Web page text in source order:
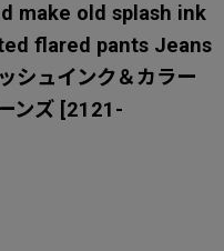
make old splash ink
flared pants Jeans
シュインク＆カラー
ンズ [2121-